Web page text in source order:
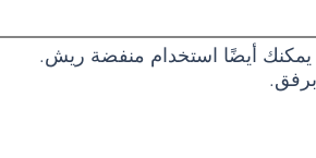
يمكنك أيضًا استخدام منفضة ريش.